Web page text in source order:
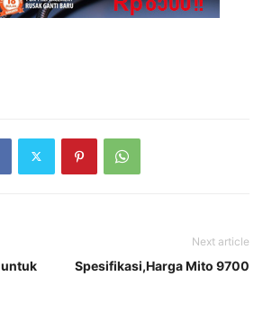
Next article
Spesifikasi,Harga Mito 9700